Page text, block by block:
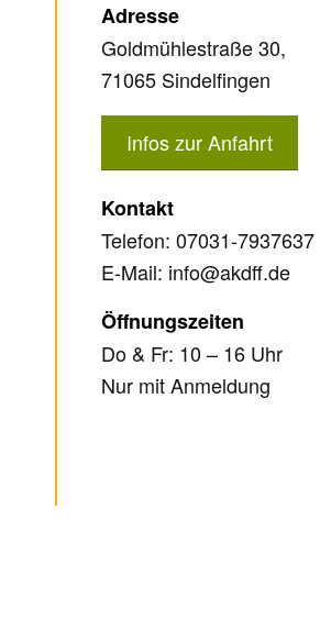
Adresse
Goldmühlestraße 30,
71065 Sindelfingen
Infos zur Anfahrt
Kontakt
Telefon: 07031-7937637
E-Mail: info@akdff.de
Öffnungszeiten
Do & Fr: 10 – 16 Uhr
Nur mit Anmeldung